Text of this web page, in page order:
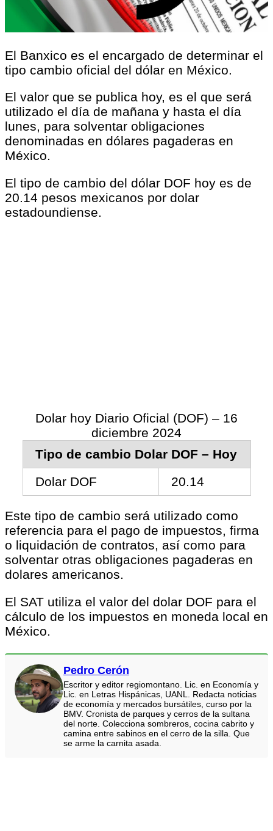
El Banxico es el encargado de determinar el
tipo cambio oficial del dólar en México.
El valor que se publica hoy, es el que será
utilizado el día de mañana y hasta el día
lunes, para solventar obligaciones
denominadas en dólares pagaderas en
México.
El tipo de cambio del dólar DOF hoy es de
20.14 pesos mexicanos por dolar
estadoundiense.
Dolar hoy Diario Oficial (DOF) – 16
diciembre 2024
Tipo de cambio Dolar DOF – Hoy
Dolar DOF
20.14
Este tipo de cambio será utilizado como
referencia para el pago de impuestos, firma
o liquidación de contratos, así como para
solventar otras obligaciones pagaderas en
dolares americanos.
El SAT utiliza el valor del dolar DOF para el
cálculo de los impuestos en moneda local en
México.
Pedro Cerón
Escritor y editor regiomontano. Lic. en Economía y
Lic. en Letras Hispánicas, UANL. Redacta noticias
de economía y mercados bursátiles, curso por la
BMV. Cronista de parques y cerros de la sultana
del norte. Colecciona sombreros, cocina cabrito y
camina entre sabinos en el cerro de la silla. Que
se arme la carnita asada.